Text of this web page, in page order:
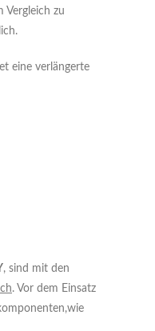
Vergleich zu
eine verlängerte
, sind mit den
. Vor dem Einsatz